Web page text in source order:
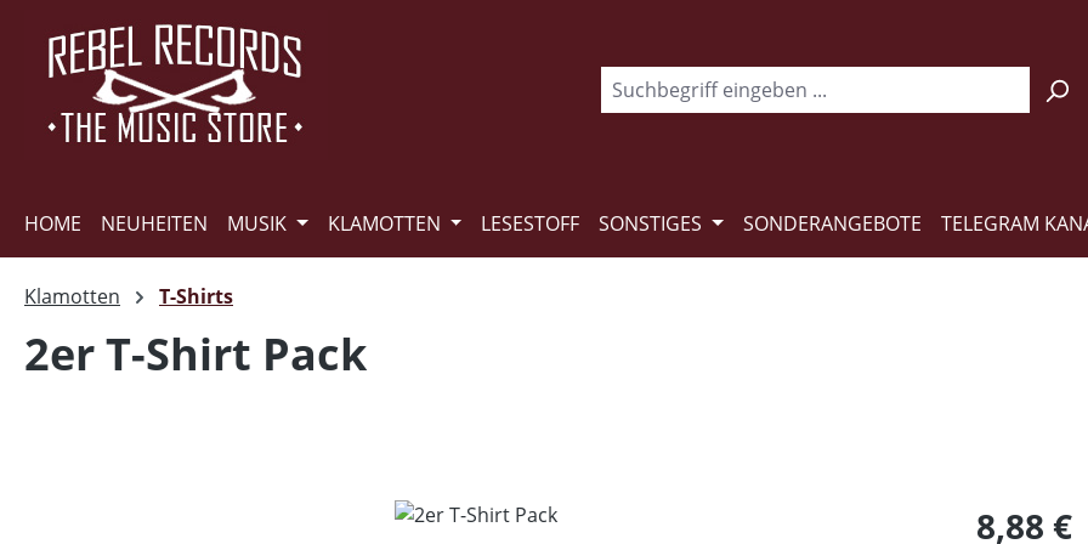
Hauptinhalt springen
Zur Suche springen
Zur Hauptnavigation springen
HOME NEUHEITEN MUSIK KLAMOTTEN LESESTOFF SONSTIGES SONDERANGEBOTE TELEGRAM
Klamotten T-Shirts
2er T-Shirt Pack
Regulärer
8,88 €